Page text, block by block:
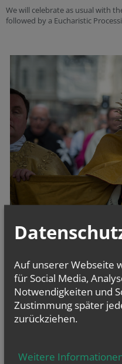
We will celebrate as usual with
followed by a Eucharistic
vorherige
Auf unserer Webseite
für Social Media,
Notwendigkeiten und
Zustimmung später
zurückziehen.
Weitere